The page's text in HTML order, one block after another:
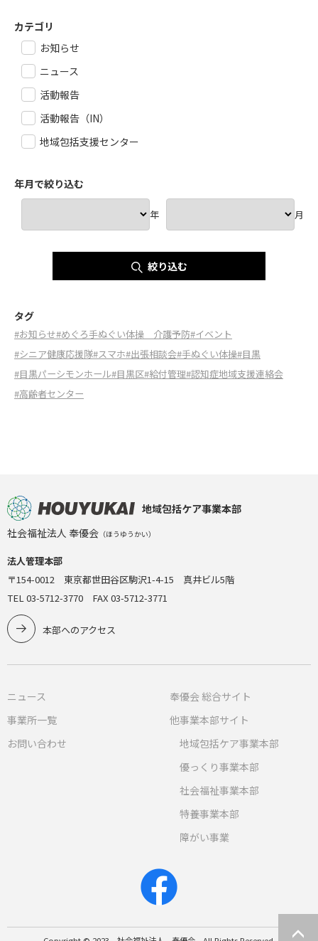
カテゴリ
お知らせ
ニュース
活動報告
活動報告（IN）
地域包括支援センター
年月で絞り込む
年 月
絞り込む
タグ
#お知らせ#めぐろ手ぬぐい体操 介護予防#イベント
#シニア健康応援隊#スマホ#出張相談会#手ぬぐい体操#目黒
#目黒パーシモンホール#目黒区#給付管理#認知症地域支援連絡会
#高齢者センター
地域包括ケア事業本部
社会福祉法人 奉優会 （ほうゆうかい）
法人管理本部
〒154-0012 東京都世田谷区駒沢1-4-15 真井ビル5階
TEL 03-5712-3770 FAX 03-5712-3771
本部へのアクセス
ニュース
事業所一覧
お問い合わせ
奉優会 総合サイト
他事業本部サイト
地域包括ケア事業本部
優っくり事業本部
社会福祉事業本部
特養事業本部
障がい事業